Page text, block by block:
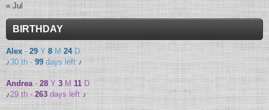
« Jul
BIRTHDAY
Alex-29Y8M24D
♪30 th -99days left♪
Andrea-28Y3M11D
♪29 th -263days left♪